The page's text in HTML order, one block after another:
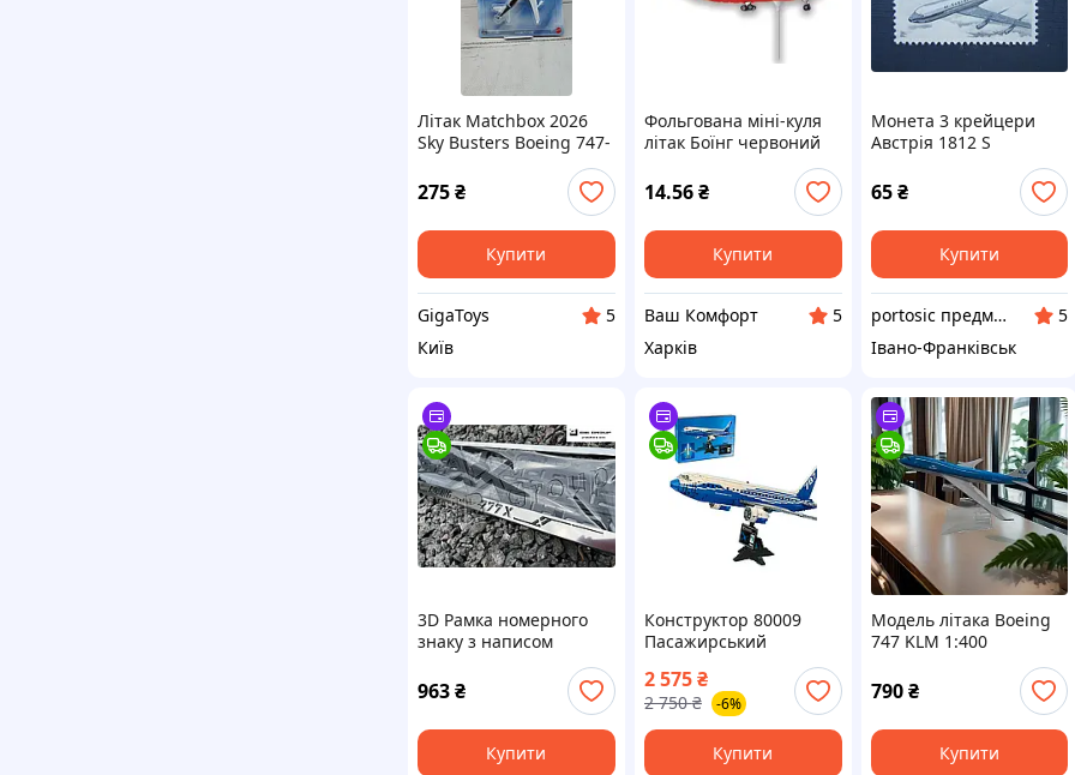
Літак Matchbox 2026
Sky Busters Boeing 747-
275₴
Купити
GigaToys
5
Київ
Фольгована міні-куля
літак Боїнг червоний
14.56₴
Купити
Ваш Комфорт
5
Харків
Монета 3 крейцери
Австрія 1812 S
65 ₴
Купити
portosic предмети колекціонування
5
Івано-Франківськ
3D Рамка номерного
знаку з написом
963₴
Купити
Конструктор 80009
Пасажирський
авіалайнер Boeing 787
Dreamliner, 1353 деталі
2 575₴
2 750 ₴ -6%
Купити
Модель літака Boeing
747 KLM 1:400
металева колекційна
модель
790 ₴
Купити